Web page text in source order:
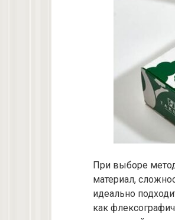
При выборе
материал,
идеально
как